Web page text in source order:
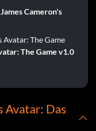
James Cameron's
Avatar: The Game
The Game v1.0
Avatar: Das